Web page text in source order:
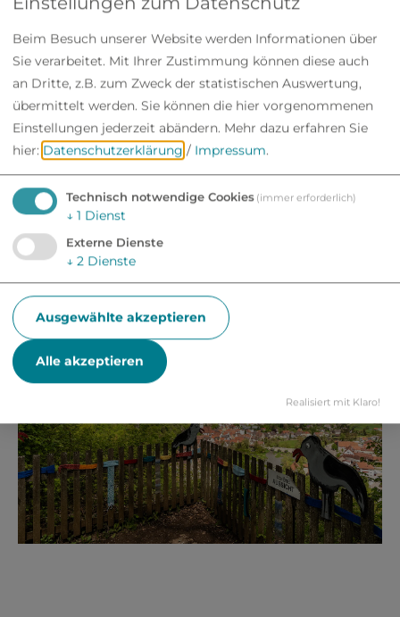
Beim Besuch unserer Website werden Informationen über
Sie verarbeitet. Mit Ihrer Zustimmung können diese auch
an Dritte, z.B. zum Zweck der statistischen Auswertung,
übermittelt werden. Sie können die hier vorgenommenen
Einstellungen jederzeit abändern. Mehr dazu erfahren Sie
hier: Datenschutzerklärung / Impressum.
Technisch notwendige Cookies (immer erforderlich)
↓ 1 Dienst
Externe Dienste
↓ 2 Dienste
Ausgewählte akzeptieren
Alle akzeptieren
Realisiert mit Klaro!